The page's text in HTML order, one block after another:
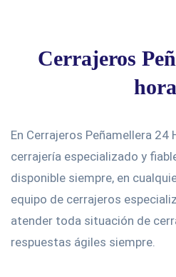
Cerrajeros
En Cerrajeros Peñamellera 24
cerrajería especializado y
disponible siempre, en
equipo de cerrajeros
atender toda situación de
respuestas ágiles siempre.